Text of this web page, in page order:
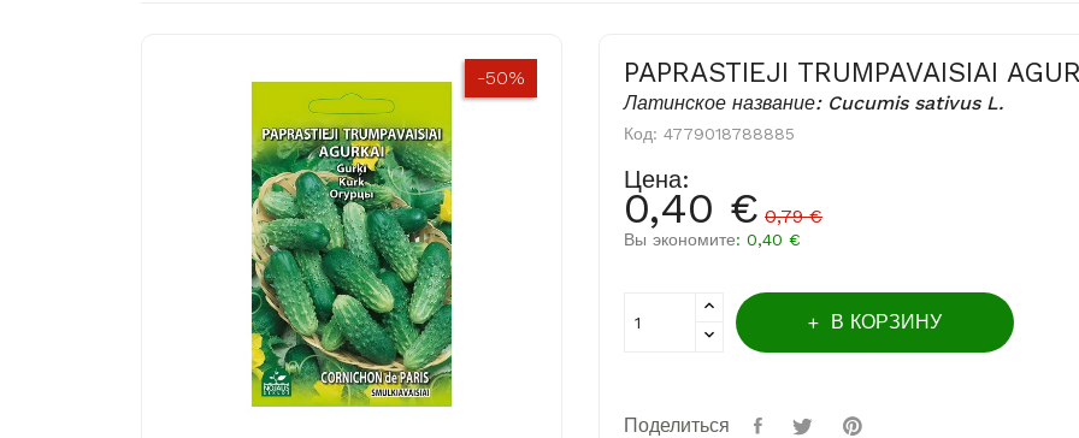
-50%
-50% PAPRASTIEJI TRUMPAVAISIAI
Латинское название: Cucumis sativus L.
Код: 4779018788885
Цена:
0,40 € 0,79 €
Вы экономите: 0,40 €
В КОРЗИНУ
Поделиться